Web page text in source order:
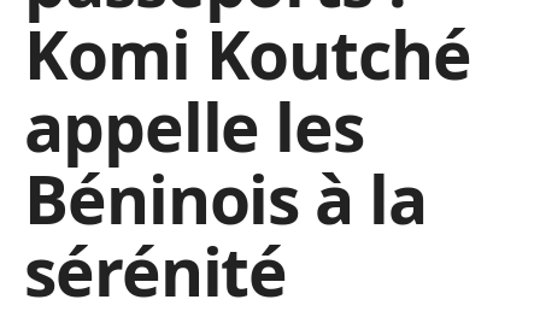
Komi Koutché
appelle les
Béninois à la
sérénité